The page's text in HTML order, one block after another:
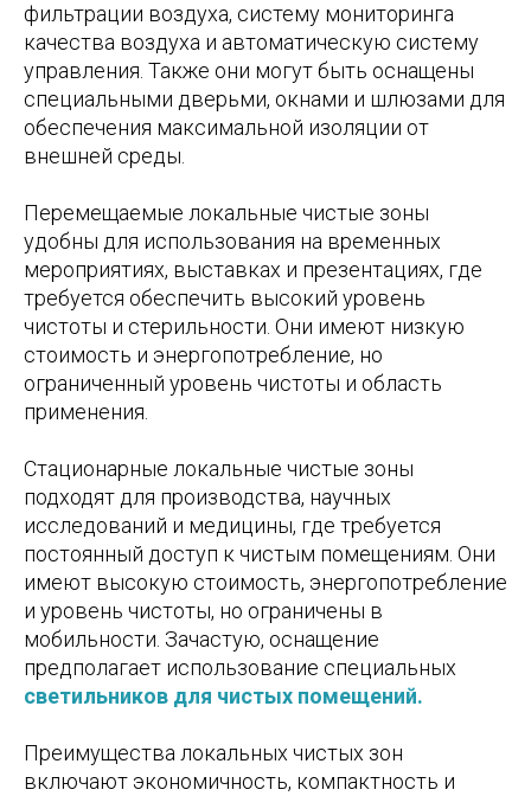
фильтрации воздуха, систему мониторинга
качества воздуха и автоматическую систему
управления. Также они могут быть оснащены
специальными дверьми, окнами и шлюзами для
обеспечения максимальной изоляции от
внешней среды.
Перемещаемые локальные чистые зоны
удобны для использования на временных
мероприятиях, выставках и презентациях, где
требуется обеспечить высокий уровень
чистоты и стерильности. Они имеют низкую
стоимость и энергопотребление, но
ограниченный уровень чистоты и область
применения.
Стационарные локальные чистые зоны
подходят для производства, научных
исследований и медицины, где требуется
постоянный доступ к чистым помещениям. Они
имеют высокую стоимость, энергопотребление
и уровень чистоты, но ограничены в
мобильности. Зачастую, оснащение
предполагает использование специальных
светильников для чистых помещений.
Преимущества локальных чистых зон
включают экономичность, компактность и